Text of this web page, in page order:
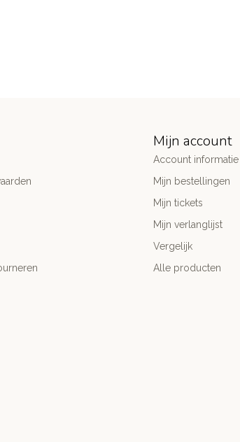
Mijn account
Account informatie
Mijn bestellingen
Mijn tickets
Mijn verlanglijst
Vergelijk
Alle producten